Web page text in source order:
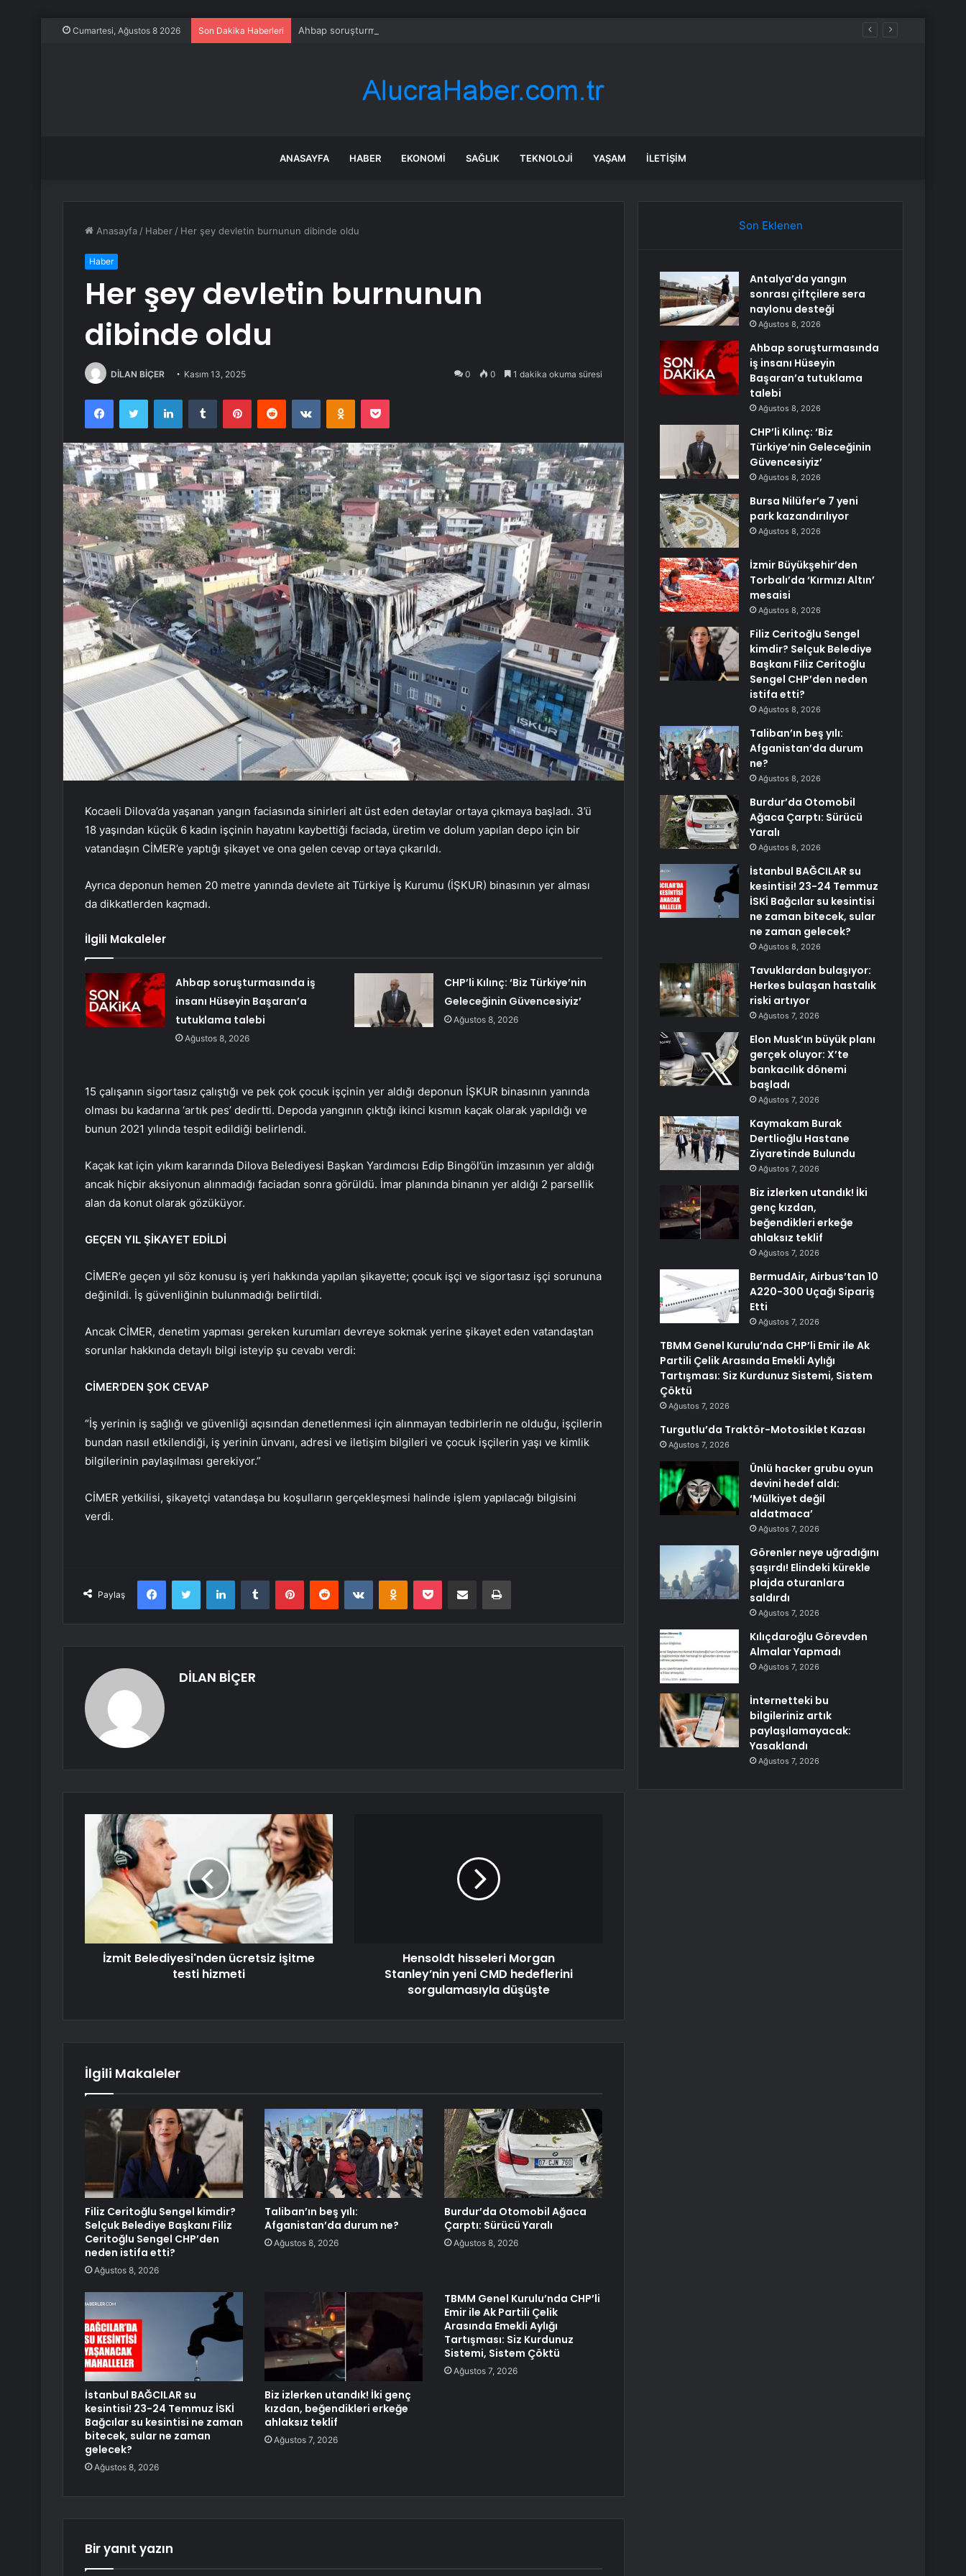
Cumartesi, Ağustos 8 2026 Son Dakika Haberleri Ahbap soruşturmasında iş insanı Hüseyin Başaran’a tutuklama talebi
ANASAYFA HABER EKONOMI SAĞLIK TEKNOLOJI YAŞAM İLETIŞIM
Anasayfa / Haber / Her şey devletin burnunun dibinde oldu
Haber
Her şey devletin burnunun
dibinde oldu
DİLAN BİÇER Kasım 13, 2025 0 0 1 dakika okuma süresi
FacebookTwitter LinkedInTumblr PinterestReddit VKontakteOdnoklassniki
Pocket
Kocaeli Dilova’da yaşanan yangın faciasında sinirleri alt üst eden detaylar ortaya çıkmaya başladı. 3’ü
18 yaşından küçük 6 kadın işçinin hayatını kaybettiği faciada, üretim ve dolum yapılan depo için bir
vatandaşın CİMER’e yaptığı şikayet ve ona gelen cevap ortaya çıkarıldı.
Ayrıca deponun hemen 20 metre yanında devlete ait Türkiye İş Kurumu (İŞKUR) binasının yer alması
da dikkatlerden kaçmadı.
İlgili Makaleler
Ahbap soruşturmasında iş
insanı Hüseyin Başaran’a
tutuklama talebi
Ağustos 8, 2026
CHP’li Kılınç: ‘Biz Türkiye’nin
Geleceğinin Güvencesiyiz’
Ağustos 8, 2026
15 çalışanın sigortasız çalıştığı ve pek çok çocuk işçinin yer aldığı deponun İŞKUR binasının yanında
olması bu kadarına ‘artık pes’ dedirtti. Depoda yangının çıktığı ikinci kısmın kaçak olarak yapıldığı ve
bunun 2021 yılında tespit edildiği belirlendi.
Kaçak kat için yıkım kararında Dilova Belediyesi Başkan Yardımcısı Edip Bingöl’ün imzasının yer aldığı
ancak hiçbir aksiyonun alınmadığı faciadan sonra görüldü. İmar planında binanın yer aldığı 2 parsellik
alan da konut olarak gözüküyor.
GEÇEN YIL ŞİKAYET EDİLDİ
CİMER’e geçen yıl söz konusu iş yeri hakkında yapılan şikayette; çocuk işçi ve sigortasız işçi sorununa
değinildi. İş güvenliğinin bulunmadığı belirtildi.
Ancak CİMER, denetim yapması gereken kurumları devreye sokmak yerine şikayet eden vatandaştan
sorunlar hakkında detaylı bilgi isteyip şu cevabı verdi:
CİMER’DEN ŞOK CEVAP
“İş yerinin iş sağlığı ve güvenliği açısından denetlenmesi için alınmayan tedbirlerin ne olduğu, işçilerin
bundan nasıl etkilendiği, iş yerinin ünvanı, adresi ve iletişim bilgileri ve çocuk işçilerin yaşı ve kimlik
bilgilerinin paylaşılması gerekiyor.”
CİMER yetkilisi, şikayetçi vatandaşa bu koşulların gerçekleşmesi halinde işlem yapılacağı bilgisini
verdi.
Paylaş
FacebookTwitter LinkedInTumblr PinterestReddit VKontakteOdnoklassniki
Pocket E-Posta ile paylaş Yazdır
DİLAN BİÇER
İzmit Belediyesi'nden ücretsiz işitme
testi hizmeti
Hensoldt hisseleri Morgan
Stanley’nin yeni CMD hedeflerini
sorgulamasıyla düşüşte
İlgili Makaleler
Filiz Ceritoğlu Sengel kimdir?
Selçuk Belediye Başkanı Filiz
Ceritoğlu Sengel CHP’den
neden istifa etti?
Ağustos 8, 2026
Taliban’ın beş yılı:
Afganistan’da durum ne?
Ağustos 8, 2026
Burdur’da Otomobil Ağaca
Çarptı: Sürücü Yaralı
Ağustos 8, 2026
İstanbul BAĞCILAR su
kesintisi! 23-24 Temmuz İSKİ
Bağcılar su kesintisi ne zaman
bitecek, sular ne zaman
gelecek?
Ağustos 8, 2026
Biz izlerken utandık! İki genç
kızdan, beğendikleri erkeğe
ahlaksız teklif
Ağustos 7, 2026
TBMM Genel Kurulu’nda CHP’li
Emir ile Ak Partili Çelik
Arasında Emekli Aylığı
Tartışması: Siz Kurdunuz
Sistemi, Sistem Çöktü
Ağustos 7, 2026
Bir yanıt yazın
Son Eklenen
Antalya’da yangın
sonrası çiftçilere sera
naylonu desteği
Ağustos 8, 2026
Ahbap soruşturmasında
iş insanı Hüseyin
Başaran’a tutuklama
talebi
Ağustos 8, 2026
CHP’li Kılınç: ‘Biz
Türkiye’nin Geleceğinin
Güvencesiyiz’
Ağustos 8, 2026
Bursa Nilüfer’e 7 yeni
park kazandırılıyor
Ağustos 8, 2026
İzmir Büyükşehir’den
Torbalı’da ‘Kırmızı Altın’
mesaisi
Ağustos 8, 2026
Filiz Ceritoğlu Sengel
kimdir? Selçuk Belediye
Başkanı Filiz Ceritoğlu
Sengel CHP’den neden
istifa etti?
Ağustos 8, 2026
Taliban’ın beş yılı:
Afganistan’da durum
ne?
Ağustos 8, 2026
Burdur’da Otomobil
Ağaca Çarptı: Sürücü
Yaralı
Ağustos 8, 2026
İstanbul BAĞCILAR su
kesintisi! 23-24 Temmuz
İSKİ Bağcılar su kesintisi
ne zaman bitecek, sular
ne zaman gelecek?
Ağustos 8, 2026
Tavuklardan bulaşıyor:
Herkes bulaşan hastalık
riski artıyor
Ağustos 7, 2026
Elon Musk’ın büyük planı
gerçek oluyor: X’te
bankacılık dönemi
başladı
Ağustos 7, 2026
Kaymakam Burak
Dertlioğlu Hastane
Ziyaretinde Bulundu
Ağustos 7, 2026
Biz izlerken utandık! İki
genç kızdan,
beğendikleri erkeğe
ahlaksız teklif
Ağustos 7, 2026
BermudAir, Airbus’tan 10
A220-300 Uçağı Sipariş
Etti
Ağustos 7, 2026
TBMM Genel Kurulu’nda CHP’li Emir ile Ak
Partili Çelik Arasında Emekli Aylığı
Tartışması: Siz Kurdunuz Sistemi, Sistem
Çöktü
Ağustos 7, 2026
Turgutlu’da Traktör-Motosiklet Kazası
Ağustos 7, 2026
Ünlü hacker grubu oyun
devini hedef aldı:
‘Mülkiyet değil
aldatmaca’
Ağustos 7, 2026
Görenler neye uğradığını
şaşırdı! Elindeki kürekle
plajda oturanlara
saldırdı
Ağustos 7, 2026
Kılıçdaroğlu Görevden
Almalar Yapmadı
Ağustos 7, 2026
İnternetteki bu
bilgileriniz artık
paylaşılamayacak:
Yasaklandı
Ağustos 7, 2026